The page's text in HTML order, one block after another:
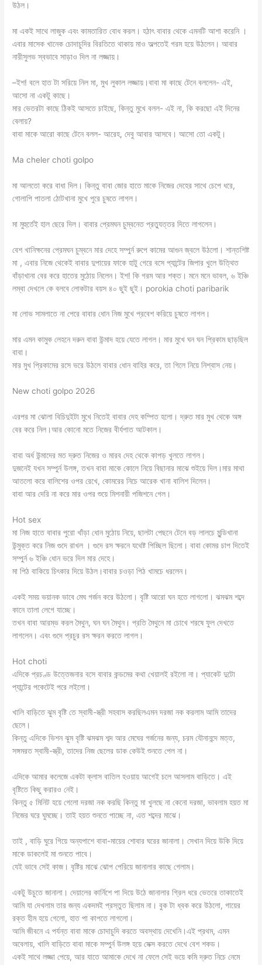
উঠল।
মা একই সাথে লাজুক এবং কামতারিত বোধ করল। হঠাৎ বাবার থেকে এমনটি আশা করেনি ।
এবার মাসেক খানেক চোদাচুদির বিরতিতে থাকায় মাও অল্পতেই গরম হয়ে উঠলেন। আবার
নারীসুলভ স্বভাবে সাড়াও দিল না লজ্জায়।
–ইশ! বলে হাত টা সরিয়ে নিল মা, মুখ লুকাল লজ্জায়।বাবা মা কাছে টেনে বললেন- এই,
আসো না একটু কাছে।
মার ভেতরটা কাছে ঠিকই আসতে চাইছে, কিন্তু মুখে বলল- এই না, কি করছো এই দিনের
বেলায়?
বাবা মাকে আরো কাছে টেনে বলল- আরেহ, দেবু আবার আসবে। আসো তো একটু।
Ma cheler choti golpo
মা আলতো করে বাধা দিল। কিন্তু বাবা জোর হাতে মাকে নিজের দেহের সাথে চেপে ধরে,
গোলাপি পাতলা ঠোটখানা মুখে পুরে চুষতে লাগল।
মা মুহুর্তেই হাল ছেরে দিল। বাবার প্রেমঘন চুম্বনেত প্রত্যুত্তর দিতে লাগলেন।
বেশ খানিক্ষনের প্রেমঘন চুম্বনে মার দেহে সম্পুর্ন রুপে কামের আগুন জ্বলে উঠলো। শান্তশিষ্ট
মা , এবার নিজে থেকেই বাবার দুপায়ের ফাকে হাটু গেরে বসে প্যান্টের জিপার খুলে উত্থিত
বাঁড়াখানা বের করে হাতের মুঠোয় নিলেন। ইশ! কি গরম আর শক্ত। মনে মনে ভাবল, ৬ ইঞ্চি
লম্বা দেখলে কে বলবে লোকটার বয়স ৪০ ছুই ছুই। porokia choti paribarik
মা লোভ সামলাতে না পেরে বাবার ধোন নিজ মুখে প্রবেশ করিয়ে চুষতে লাগল।
মার এমন কামুক লেহনে দরুন বাবা উন্মাদ হয়ে যেতে লাগল। মার মুখে ঘন ঘন প্রিকাম ছাড়ছিল
বাবা।
মার মুখ প্রিকামের রসে ভরে উঠলে বাবার ধোন বাহির করে, তা গিলে নিয়ে নিশ্বাস নেয়।
New choti golpo 2026
এরপর মা ঝোলা বিচিদুইটা মুখে নিতেই বাবার দেহ কম্পিত হলো। দ্রুত মার মুখ থেকে অঙ্গ
বের করে নিল।আর কোনো মতে নিজের বীর্যপাত আটকাল।
বাবা অর্ধ উন্মাদের মত দ্রুত নিজের ও মারব দেহ থেকে কাপড় খুলতে লাগল।
দুজনেই যখন সম্পুর্ন উলঙ্গ, তখন বাবা মাকে কোলে নিয়ে বিছানার মাঝে শুইয়ে দিল।মার মাথা
আতলো করে বালিশের ওপর রেখে, কোমরের নিচে আরেক খানা বালিশ দিলেন।
বাবা আর দেরি না করে মার ওপর শুয়ে মিশনারী পজিশনে গেল।
Hot sex
মা নিজ হাতে বাবার পুরো খাঁড়া ধোন মুঠোয় নিয়ে, ছালটা পেছনে টেনে বড় লালচে মুন্ডিখানা
উন্মুক্ত করে নিজ গুদে রাখল । গুদে রস ক্ষরনে যথেষ্ট পিচ্ছিল ছিলো। বাবা কোমর চাপ দিতেই
সম্পুর্ন ৬ ইঞ্চি ধোন ভরে দিল মার দেহে।
মা পিঠ বাকিয়ে চিৎকার দিয়ে উঠল।বাবার চওড়া পিঠ খামচে ধরলেন।
একই সময় ভয়ানক ভাবে মেঘ গর্জন করে উঠলো। বৃষ্টি আরো ঘন হতে লাগলো। ঝমঝম শব্দে
কানে তালা লেগে যাচ্ছে।
তখন বাবা আরম্ভ করল মৈথুন, ঘন ঘন মৈথুন। প্রতি মৈথুনে মা চোখে শরষে ফুল দেখতে
লাগলেন। এবং গুদে প্রচুর রস ক্ষরন করতে লাগল।
Hot choti
এদিকে প্রচণ্ড উত্তেজনার বসে বাবার কন্ডমের কথা খেয়ালই রইলো না। প্যাকেট দুটো
প্যান্টের পকেটেই পরে লইলো।
খালি বাড়িতে ঝুম বৃষ্টি তে স্বামী-স্ত্রী সহবাস করছিলএমন দরজা নক করলাম আমি তাদের
ছেলে।
কিন্তু এদিকে ভিশন ঝুম বৃষ্টি ঝমঝম শব্দ আর মেঘের গর্জনের জন্য, চরম যৌনানন্দে মত্ত,
সঙ্গমরত স্বামী-স্ত্রী, তাদের নিজ ছেলের ডাক কেউই শুনতে পেল না।
এদিকে আমার কলেজে একটা ক্লাস বাতিল হওয়ায় আগেই চলে আসলাম বাড়িতে। এই
বৃষ্টিতে কিছু করারও নেই।
কিন্তু ৫ মিনিট হয়ে গেলো দরজা নক করছি কিন্তু মা খুলছে না কেনো দরজা, ভাবলাম হয়ত মা
নিজের ঘরে ঘুমচ্ছে। তাই হয়ত শুনতে পাচ্ছে না, এত শব্দের মাঝে।
তাই , বাড়ি ঘুরে গিয়ে অন্যপাশে বাবা-মায়ের শোবার ঘরের জানালা। সেখান দিয়ে উকি দিয়ে
মাকে ডাকলেই মা শুনতে পাবে।
যেই ভাবে সেই কাজ। বৃষ্টির মাঝে ঝোপ পেরিয়ে জানালার কাছে গেলাম।
একটু উচুতে জানালা। দেয়ালের কার্নিশে পা দিয়ে উঠে জানালার গ্রিল ধরে ভেতরে তাকাতেই
আমি যা দেখলাম তার জন্য একদমই প্রস্তুত ছিলাম না। বুক টা ধ্বক করে উঠলো, গায়ের
রক্ত হীম হয়ে গেলো, হাত পা কাপতে লাগলো।
আমি জীবনে এ পর্যন্ত বাবা মাকে চোদাচুদি করতে অবস্থায় দেখেনি।এই প্রথম, এমন
অবেলায়, খালি বাড়িতে বাবা মাকে সম্পুর্ন উলঙ্গ হয়ে সেক্স করতে দেখে বেশ শকড।
একই সাথে লজ্জা পেয়ে, আর যাতে আমাকে দেখে না ফেলে সেই ভয়ে কমি দ্রুত নিচে নেমে